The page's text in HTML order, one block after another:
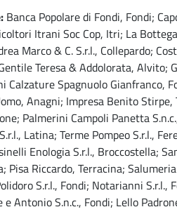
Banca Popolare di Fondi, Fondi;
Itrani Soc Cop, Itri; La
Marco & C. S.r.l., Collepardo;
Teresa & Addolorata, Alvito;
Spagnuolo Gianfranco,
Anagni; Impresa Benito Stirpe,
Palmerini Campoli Panetta
Latina; Terme Pompeo S.r.l.,
Enologia S.r.l., Broccostella;
Riccardo, Terracina;
S.r.l., Fondi; Notarianni
Antonio S.n.c., Fondi; Lello